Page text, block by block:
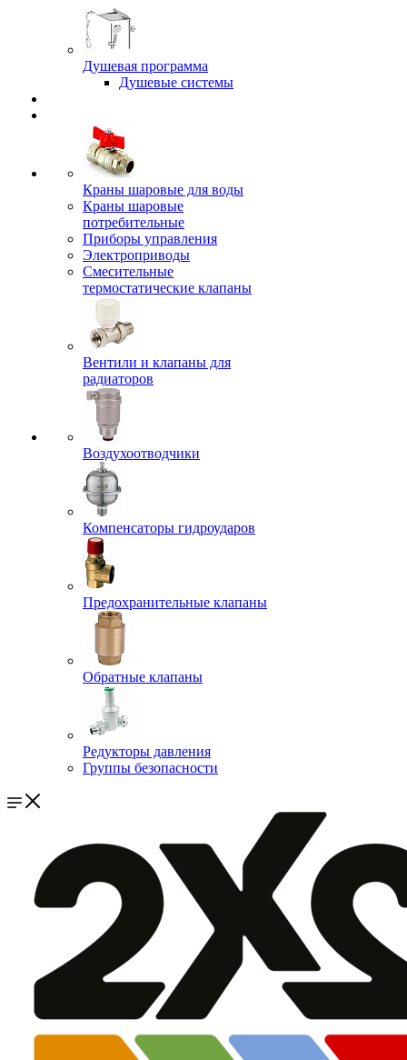
Душевая программа
Душевые системы
Краны шаровые для воды
Краны шаровые
потребительные
Приборы управления
Электроприводы
Смесительные
термостатические клапаны
Вентили и клапаны для
радиаторов
Воздухоотводчики
Компенсаторы гидроударов
Предохранительные клапаны
Обратные клапаны
Редукторы давления
Группы безопасности